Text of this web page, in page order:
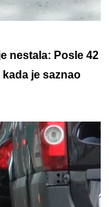
nestala: Posle 42
je saznao